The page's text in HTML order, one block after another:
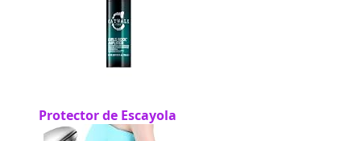
Protector de Escayola